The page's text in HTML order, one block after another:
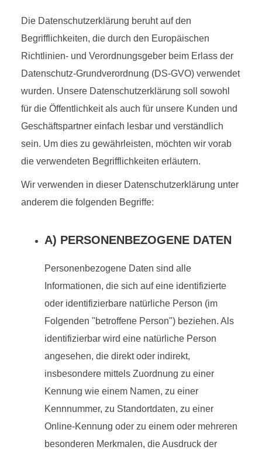
Die Datenschutzerklärung beruht auf den
Begrifflichkeiten, die durch den Europäischen
Richtlinien- und Verordnungsgeber beim Erlass der
Datenschutz-Grundverordnung (DS-GVO) verwendet
wurden. Unsere Datenschutzerklärung soll sowohl
für die Öffentlichkeit als auch für unsere Kunden und
Geschäftspartner einfach lesbar und verständlich
sein. Um dies zu gewährleisten, möchten wir vorab
die verwendeten Begrifflichkeiten erläutern.
Wir verwenden in dieser Datenschutzerklärung unter
anderem die folgenden Begriffe:
A) PERSONENBEZOGENE DATEN
Personenbezogene Daten sind alle
Informationen, die sich auf eine identifizierte
oder identifizierbare natürliche Person (im
Folgenden "betroffene Person") beziehen. Als
identifizierbar wird eine natürliche Person
angesehen, die direkt oder indirekt,
insbesondere mittels Zuordnung zu einer
Kennung wie einem Namen, zu einer
Kennnummer, zu Standortdaten, zu einer
Online-Kennung oder zu einem oder mehreren
besonderen Merkmalen, die Ausdruck der